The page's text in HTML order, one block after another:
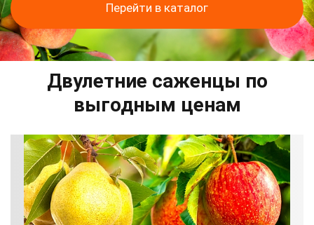
Перейти в каталог
Двулетние саженцы по
выгодным ценам